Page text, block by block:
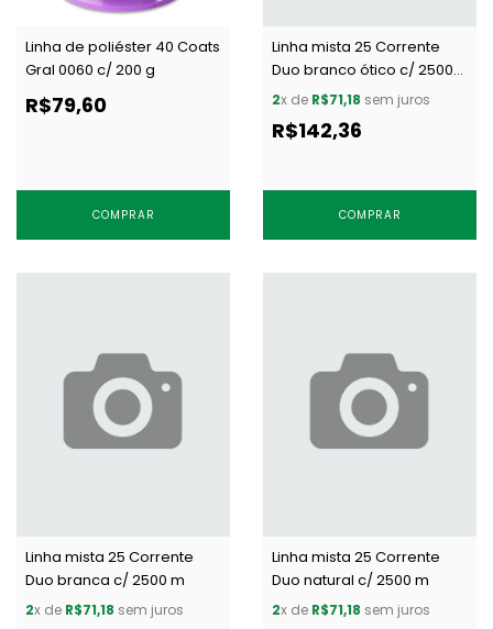
Linha de poliéster 40 Coats
Gral 0060 c/ 200 g
R$79,60
COMPRAR
Linha mista 25 Corrente
Duo branco ótico c/ 2500
m
2x de R$71,18 sem juros
R$142,36
COMPRAR
Linha mista 25 Corrente
Duo branca c/ 2500 m
2x de R$71,18 sem juros
Linha mista 25 Corrente
Duo natural c/ 2500 m
2x de R$71,18 sem juros